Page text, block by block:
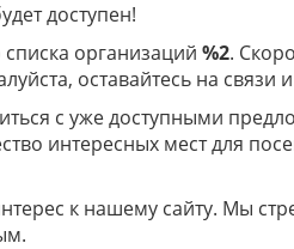
доступен!
организаций %2.
оставайтесь на связи
с уже доступными
интересных мест для
к нашему сайту. Мы